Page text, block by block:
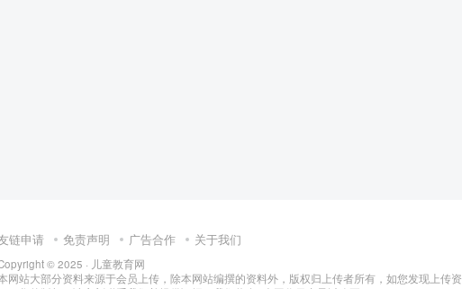
链申请 免责声明 广告合作 关于我们
© 2025 · 儿童教育网
网站大部分资料来源于会员上传，除本网站编撰的资料外，版权归上传者所有，如您发现上传